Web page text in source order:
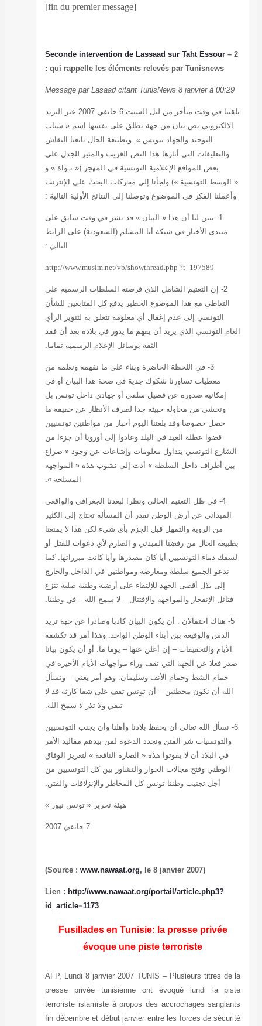
Seconde
qui rappelle
Message par
تلقينا في وقت متأخر من ليل السبت 6 جانفي 2007 عبر البريد
اسم « شباب
تابعنا النقاش
للجدل على
(« نـواة » و
على الإنترنت
الأولية التالية :
في وقت سابق على
على الرابط
http://
الرسمية على
للشأن
به لتنوير الرأي
بلاده بعد أن فقد
نفهمه ونعلمه من
البيان أو في
داخل تونس بل
عن حقيقة ما
تونسيين
أن جزءا من
عن وجود « صراع
هذه « المواجهة
والواقعي
إلى الكثير
هذا لا يمنعنا
دعوات للقتل أو
مبرراتها. كما
الداخل والخارج
وطنية صلبة تنزع
الله – في وطننا.
عن جهة تريد
أمر قد تكشفه
أو أن يكون بيانا
الأخيرة في
يعني – ونسأل
شفا كارثة قد لا
يجنب التونسيين
مقاليد الأمر
» لتعزيز الوفاق
كل التونسيين من
والفتن.
Lien :
AFP, Lundi 8
presse privée
terroriste
fin décembre et